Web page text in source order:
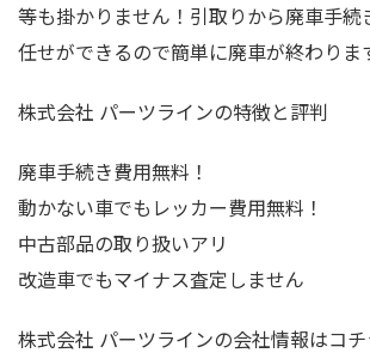
等も掛かりません！引取りから廃車手続
任せができるので簡単に廃車が終わりま
株式会社 パーツラインの特徴と評判
廃車手続き費用無料！
動かない車でもレッカー費用無料！
中古部品の取り扱いアリ
改造車でもマイナス査定しません
株式会社 パーツラインの会社情報はコチ